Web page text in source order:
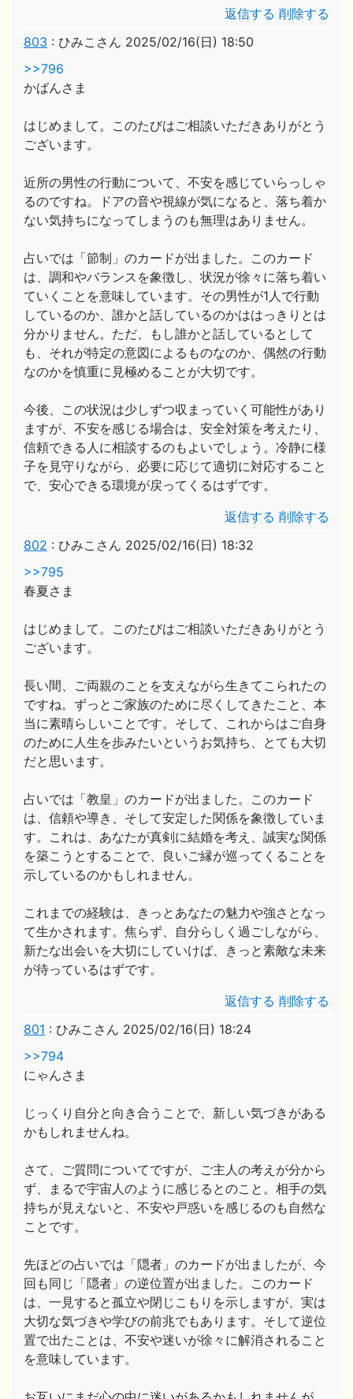
返信する 削除する
803 : ひみこさん 2025/02/16(日) 18:50
>>796
かばんさま
はじめまして。このたびはご相談いただきありがとう
ございます。
近所の男性の行動について、不安を感じていらっしゃ
るのですね。ドアの音や視線が気になると、落ち着か
ない気持ちになってしまうのも無理はありません。
占いでは「節制」のカードが出ました。このカード
は、調和やバランスを象徴し、状況が徐々に落ち着い
ていくことを意味しています。その男性が1人で行動
しているのか、誰かと話しているのかははっきりとは
分かりません。ただ、もし誰かと話しているとして
も、それが特定の意図によるものなのか、偶然の行動
なのかを慎重に見極めることが大切です。
今後、この状況は少しずつ収まっていく可能性があり
ますが、不安を感じる場合は、安全対策を考えたり、
信頼できる人に相談するのもよいでしょう。冷静に様
子を見守りながら、必要に応じて適切に対応すること
で、安心できる環境が戻ってくるはずです。
返信する 削除する
802 : ひみこさん 2025/02/16(日) 18:32
>>795
春夏さま
はじめまして。このたびはご相談いただきありがとう
ございます。
長い間、ご両親のことを支えながら生きてこられたの
ですね。ずっとご家族のために尽くしてきたこと、本
当に素晴らしいことです。そして、これからはご自身
のために人生を歩みたいというお気持ち、とても大切
だと思います。
占いでは「教皇」のカードが出ました。このカード
は、信頼や導き、そして安定した関係を象徴していま
す。これは、あなたが真剣に結婚を考え、誠実な関係
を築こうとすることで、良いご縁が巡ってくることを
示しているのかもしれません。
これまでの経験は、きっとあなたの魅力や強さとなっ
て生かされます。焦らず、自分らしく過ごしながら、
新たな出会いを大切にしていけば、きっと素敵な未来
が待っているはずです。
返信する 削除する
801 : ひみこさん 2025/02/16(日) 18:24
>>794
にゃんさま
じっくり自分と向き合うことで、新しい気づきがある
かもしれませんね。
さて、ご質問についてですが、ご主人の考えが分から
ず、まるで宇宙人のように感じるとのこと。相手の気
持ちが見えないと、不安や戸惑いを感じるのも自然な
ことです。
先ほどの占いでは「隠者」のカードが出ましたが、今
回も同じ「隠者」の逆位置が出ました。このカード
は、一見すると孤立や閉じこもりを示しますが、実は
大切な気づきや学びの前兆でもあります。そして逆位
置で出たことは、不安や迷いが徐々に解消されること
を意味しています。